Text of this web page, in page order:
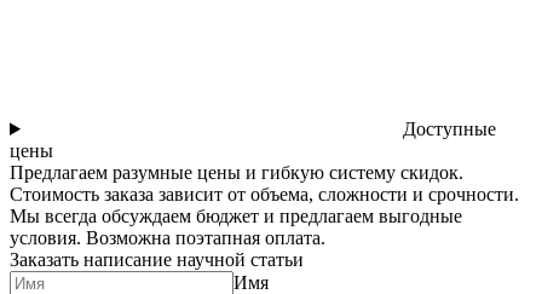
Доступные
цены
Предлагаем разумные цены и гибкую систему скидок.
Стоимость заказа зависит от объема, сложности и срочности.
Мы всегда обсуждаем бюджет и предлагаем выгодные
условия. Возможна поэтапная оплата.
Заказать написание научной статьи
Имя